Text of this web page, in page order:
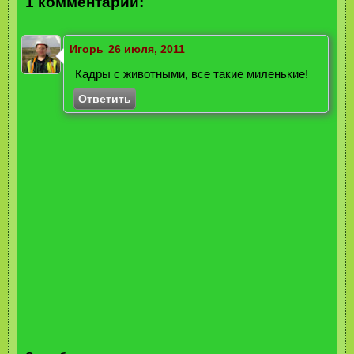
Игорь 26 июля, 2011
Кадры с животными, все такие миленькие!
Ответить